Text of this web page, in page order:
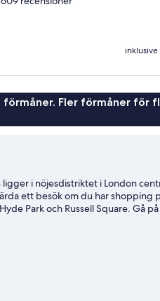
Fler förmåner för
i nöjesdistriktet i London
ett besök om du har shopping
Park och Russell Square. Gå
London Eye, en av områdets